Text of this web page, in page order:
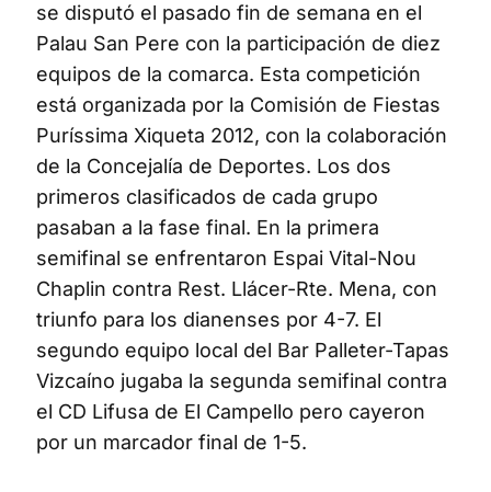
se disputó el pasado fin de semana en el
Palau San Pere con la participación de diez
equipos de la comarca. Esta competición
está organizada por la Comisión de Fiestas
Puríssima Xiqueta 2012, con la colaboración
de la Concejalía de Deportes. Los dos
primeros clasificados de cada grupo
pasaban a la fase final. En la primera
semifinal se enfrentaron Espai Vital-Nou
Chaplin contra Rest. Llácer-Rte. Mena, con
triunfo para los dianenses por 4-7. El
segundo equipo local del Bar Palleter-Tapas
Vizcaíno jugaba la segunda semifinal contra
el CD Lifusa de El Campello pero cayeron
por un marcador final de 1-5.